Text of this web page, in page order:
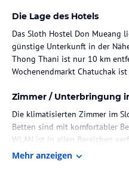
Die Lage des Hotels
Das Sloth Hostel Don Mueang
günstige Unterkunft in der
Thong Thani ist nur 10 km
Wochenendmarkt Chatuchak
Zimmer / Unterbringung
Die klimatisierten Zimmer im
Betten sind mit komfortabler
WLAN ist in allen Bereichen
Mehr anzeigen